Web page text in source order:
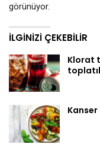
görünüyor.
İLGINIZI ÇEKEBILIR
Klorat